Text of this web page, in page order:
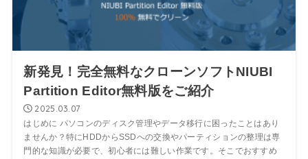
新発見！完全無料なクローンソフトNIUBI
Partition Editor無料版をご紹介
2025.03.07
はじめに パソコンのディスク管理やデータ移行に困ったことはあり
ませんか？特にHDDからSSDへの交換やパーティションの整理は専
門的な知識が必要で、初心者には難しい作業です。そこでおすすめ